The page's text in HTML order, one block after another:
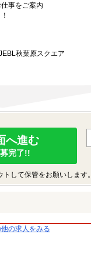
事をご案内
秋葉原スクエア
へ進む
完了!!
して保管をお願いします。
の求人をみる